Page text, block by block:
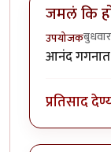
जमलं कि
उपयोजक
आनंद गगनात
प्रतिसाद